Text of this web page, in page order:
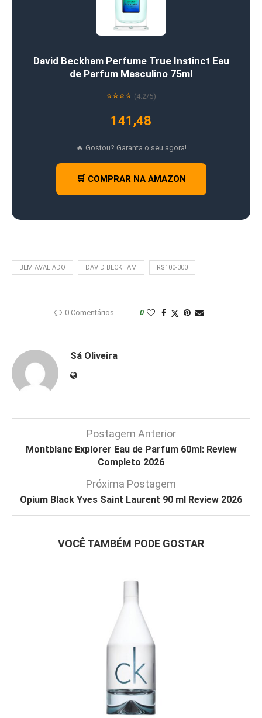
David Beckham Perfume True Instinct Eau
de Parfum Masculino 75ml
⭐⭐⭐⭐ (4.2/5)
141,48
🔥 Gostou? Garanta o seu agora!
🛒 COMPRAR NA AMAZON
BEM AVALIADO DAVID BECKHAM R$100-300
0 Comentários 0
Sá Oliveira
Postagem Anterior
Montblanc Explorer Eau de Parfum 60ml: Review
Completo 2026
Próxima Postagem
Opium Black Yves Saint Laurent 90 ml Review 2026
VOCÊ TAMBÉM PODE GOSTAR